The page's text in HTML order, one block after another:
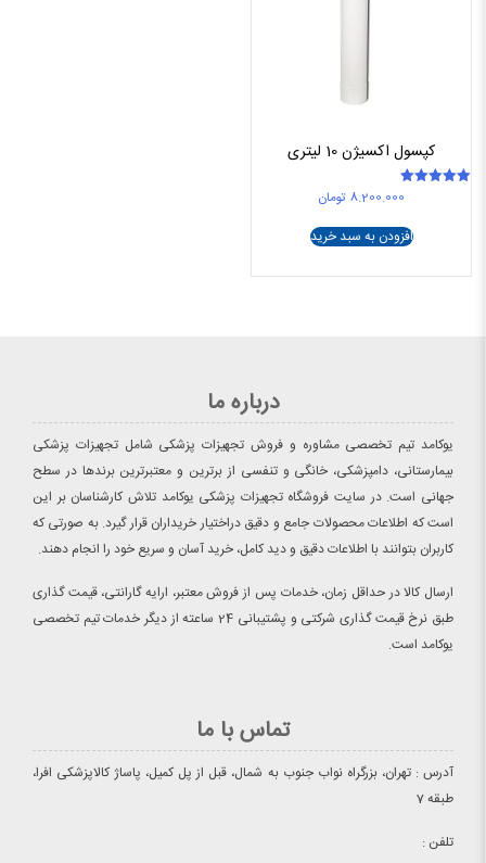
کپسول اکسیژن 10 لیتری
8.200.000 تومان
افزودن به سبد خرید
درباره ما
یوکامد تیم تخصصی مشاوره و فروش تجهیزات پزشکی شامل تجهیزات پزشکی
بیمارستانی، دامپزشکی، خانگی و تنفسی از برترین و معتبرترین برندها در سطح
جهانی است. در سایت فروشگاه تجهیزات پزشکی یوکامد تلاش کارشناسان بر این
است که اطلاعات محصولات جامع و دقیق دراختیار خریداران قرار گیرد. به صورتی که
کاربران بتوانند با اطلاعات دقیق و دید کامل، خرید آسان و سریع خود را انجام دهند.
ارسال کالا در حداقل زمان، خدمات پس از فروش معتبر، ارایه گارانتی، قیمت گذاری
طبق نرخ قیمت گذاری شرکتی و پشتیبانی 24 ساعته از دیگر خدمات تیم تخصصی
یوکامد است.
تماس با ما
آدرس : تهران، بزرگراه نواب جنوب به شمال، قبل از پل کمیل، پاساژ کالاپزشکی افرا،
طبقه 7
تلفن :